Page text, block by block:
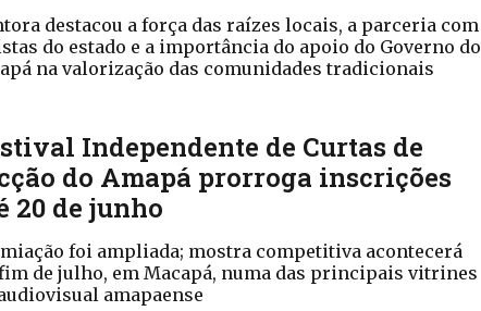
destacou a força das raízes locais, a parceria com
do estado e a importância do apoio do Governo do
na valorização das comunidades tradicionais
Independente de Curtas de
do Amapá prorroga inscrições
20 de junho
foi ampliada; mostra competitiva acontecerá
de julho, em Macapá, numa das principais vitrines
amapaense